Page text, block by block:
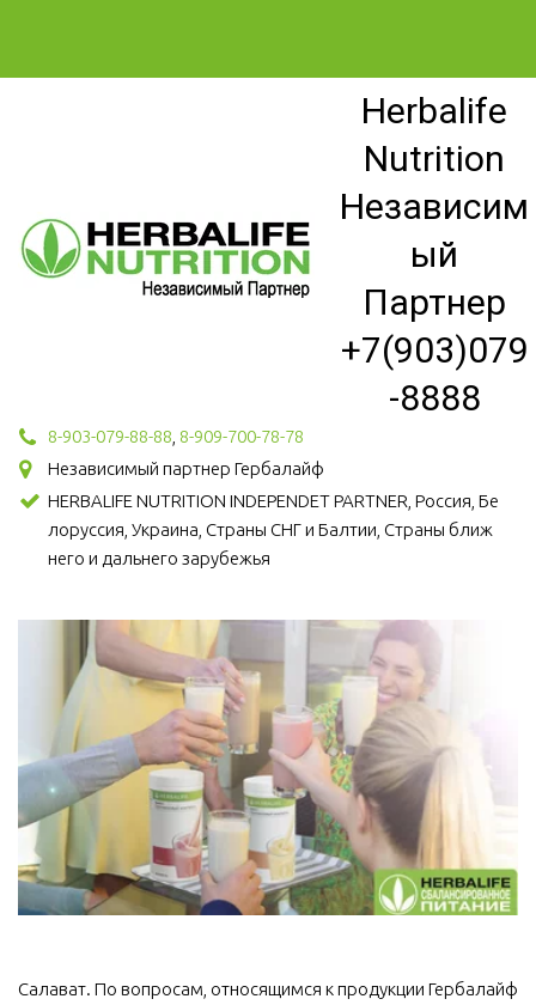
Herbalife
Nutrition
Независим
ый
Партнер
+7(903)079
-8888
8-903-079-88-88 8-909-700-78-78
Независимый партнер Гербалайф
HERBALIFE NUTRITION INDEPENDET PARTNER, Россия, Бе
лоруссия, Украина, Страны СНГ и Балтии, Страны ближ
него и дальнего зарубежья
Салават. По вопросам, относящимся к продукции Гербалайф